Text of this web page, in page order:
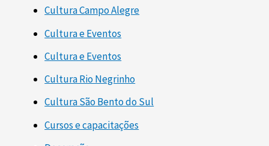
Cultura Campo Alegre
Cultura e Eventos
Cultura e Eventos
Cultura Rio Negrinho
Cultura São Bento do Sul
Cursos e capacitações